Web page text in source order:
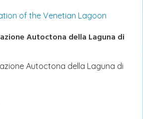
Autoctona della Laguna di
Autoctona della Laguna di